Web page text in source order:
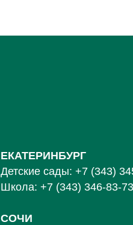
ЕКАТЕРИНБУРГ
Детские сады: +7 (343)
Школа: +7 (343) 346-83-73
СОЧИ